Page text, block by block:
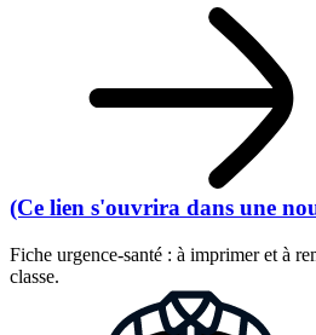
(Ce lien s'ouvrira dans une
Fiche urgence-santé : à imprimer et à
classe.